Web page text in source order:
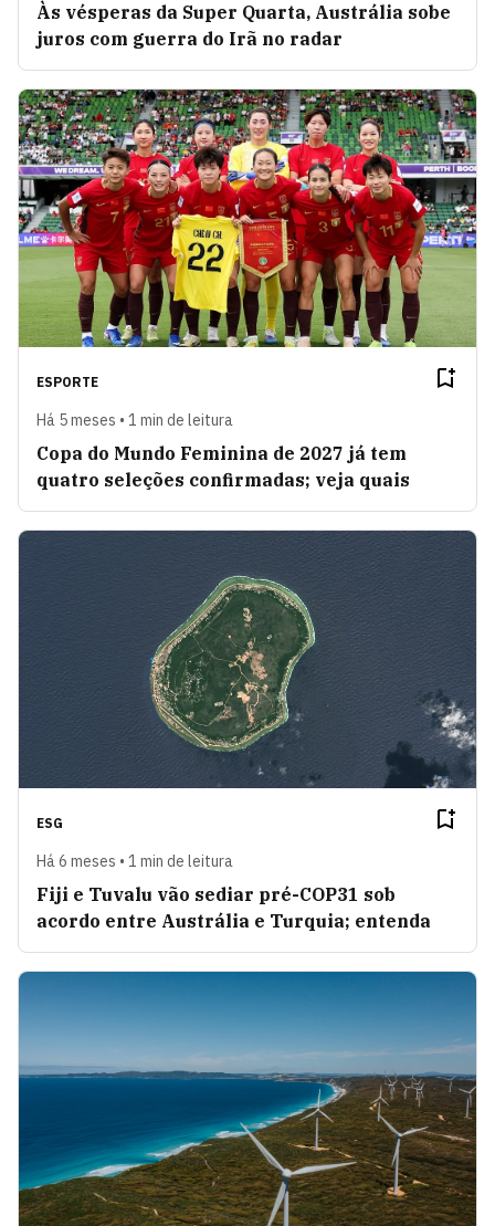
Às vésperas da Super Quarta, Austrália sobe
juros com guerra do Irã no radar
ESPORTE
Há 5 meses • 1 min de leitura
Copa do Mundo Feminina de 2027 já tem
quatro seleções confirmadas; veja quais
ESG
Há 6 meses • 1 min de leitura
Fiji e Tuvalu vão sediar pré-COP31 sob
acordo entre Austrália e Turquia; entenda